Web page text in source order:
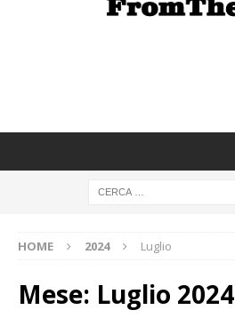
HOME 2024 Luglio
Mese: Luglio 2024